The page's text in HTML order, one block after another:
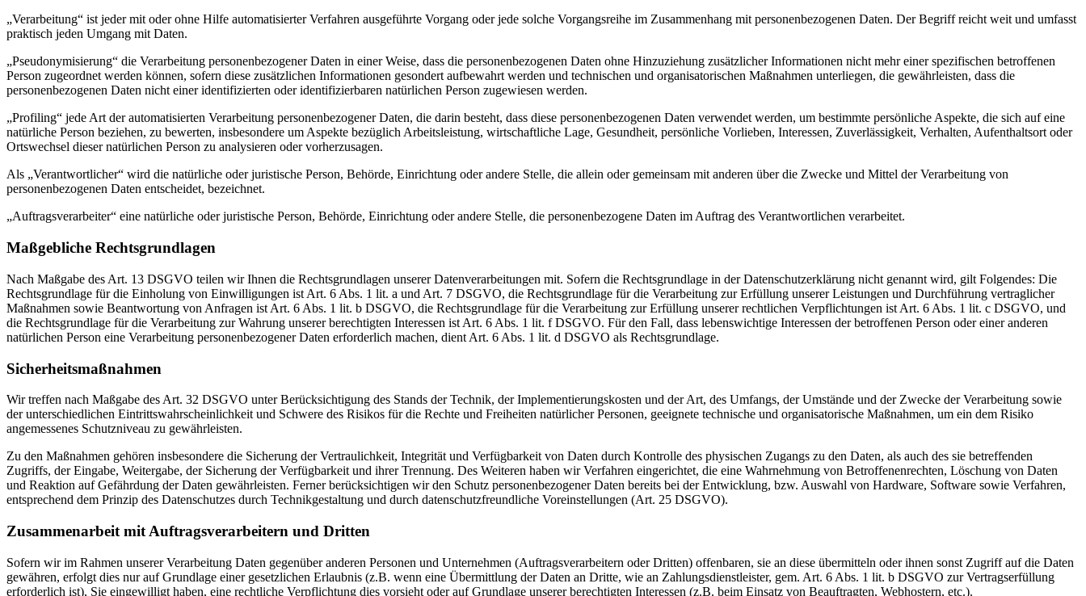
„Verarbeitung“ ist jeder mit oder ohne Hilfe automatisierter Verfahren ausgeführte Vorgang oder jede solche Vorgangsreihe im Zusammenhang mit personenbezogenen Daten. Der Begriff reicht weit und umfasst
praktisch jeden Umgang mit Daten.
„Pseudonymisierung“ die Verarbeitung personenbezogener Daten in einer Weise, dass die personenbezogenen Daten ohne Hinzuziehung zusätzlicher Informationen nicht mehr einer spezifischen betroffenen
Person zugeordnet werden können, sofern diese zusätzlichen Informationen gesondert aufbewahrt werden und technischen und organisatorischen Maßnahmen unterliegen, die gewährleisten, dass die
personenbezogenen Daten nicht einer identifizierten oder identifizierbaren natürlichen Person zugewiesen werden.
„Profiling“ jede Art der automatisierten Verarbeitung personenbezogener Daten, die darin besteht, dass diese personenbezogenen Daten verwendet werden, um bestimmte persönliche Aspekte, die sich auf eine
natürliche Person beziehen, zu bewerten, insbesondere um Aspekte bezüglich Arbeitsleistung, wirtschaftliche Lage, Gesundheit, persönliche Vorlieben, Interessen, Zuverlässigkeit, Verhalten, Aufenthaltsort oder
Ortswechsel dieser natürlichen Person zu analysieren oder vorherzusagen.
Als „Verantwortlicher“ wird die natürliche oder juristische Person, Behörde, Einrichtung oder andere Stelle, die allein oder gemeinsam mit anderen über die Zwecke und Mittel der Verarbeitung von
personenbezogenen Daten entscheidet, bezeichnet.
„Auftragsverarbeiter“ eine natürliche oder juristische Person, Behörde, Einrichtung oder andere Stelle, die personenbezogene Daten im Auftrag des Verantwortlichen verarbeitet.
Maßgebliche Rechtsgrundlagen
Nach Maßgabe des Art. 13 DSGVO teilen wir Ihnen die Rechtsgrundlagen unserer Datenverarbeitungen mit. Sofern die Rechtsgrundlage in der Datenschutzerklärung nicht genannt wird, gilt Folgendes: Die
Rechtsgrundlage für die Einholung von Einwilligungen ist Art. 6 Abs. 1 lit. a und Art. 7 DSGVO, die Rechtsgrundlage für die Verarbeitung zur Erfüllung unserer Leistungen und Durchführung vertraglicher
Maßnahmen sowie Beantwortung von Anfragen ist Art. 6 Abs. 1 lit. b DSGVO, die Rechtsgrundlage für die Verarbeitung zur Erfüllung unserer rechtlichen Verpflichtungen ist Art. 6 Abs. 1 lit. c DSGVO, und
die Rechtsgrundlage für die Verarbeitung zur Wahrung unserer berechtigten Interessen ist Art. 6 Abs. 1 lit. f DSGVO. Für den Fall, dass lebenswichtige Interessen der betroffenen Person oder einer anderen
natürlichen Person eine Verarbeitung personenbezogener Daten erforderlich machen, dient Art. 6 Abs. 1 lit. d DSGVO als Rechtsgrundlage.
Sicherheitsmaßnahmen
Wir treffen nach Maßgabe des Art. 32 DSGVO unter Berücksichtigung des Stands der Technik, der Implementierungskosten und der Art, des Umfangs, der Umstände und der Zwecke der Verarbeitung sowie
der unterschiedlichen Eintrittswahrscheinlichkeit und Schwere des Risikos für die Rechte und Freiheiten natürlicher Personen, geeignete technische und organisatorische Maßnahmen, um ein dem Risiko
angemessenes Schutzniveau zu gewährleisten.
Zu den Maßnahmen gehören insbesondere die Sicherung der Vertraulichkeit, Integrität und Verfügbarkeit von Daten durch Kontrolle des physischen Zugangs zu den Daten, als auch des sie betreffenden
Zugriffs, der Eingabe, Weitergabe, der Sicherung der Verfügbarkeit und ihrer Trennung. Des Weiteren haben wir Verfahren eingerichtet, die eine Wahrnehmung von Betroffenenrechten, Löschung von Daten
und Reaktion auf Gefährdung der Daten gewährleisten. Ferner berücksichtigen wir den Schutz personenbezogener Daten bereits bei der Entwicklung, bzw. Auswahl von Hardware, Software sowie Verfahren,
entsprechend dem Prinzip des Datenschutzes durch Technikgestaltung und durch datenschutzfreundliche Voreinstellungen (Art. 25 DSGVO).
Zusammenarbeit mit Auftragsverarbeitern und Dritten
Sofern wir im Rahmen unserer Verarbeitung Daten gegenüber anderen Personen und Unternehmen (Auftragsverarbeitern oder Dritten) offenbaren, sie an diese übermitteln oder ihnen sonst Zugriff auf die Daten
gewähren, erfolgt dies nur auf Grundlage einer gesetzlichen Erlaubnis (z.B. wenn eine Übermittlung der Daten an Dritte, wie an Zahlungsdienstleister, gem. Art. 6 Abs. 1 lit. b DSGVO zur Vertragserfüllung
erforderlich ist), Sie eingewilligt haben, eine rechtliche Verpflichtung dies vorsieht oder auf Grundlage unserer berechtigten Interessen (z.B. beim Einsatz von Beauftragten, Webhostern, etc.).